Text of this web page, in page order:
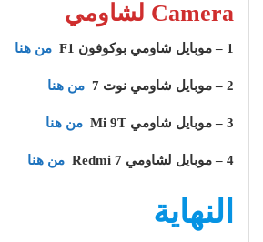
Camera لشاومي
1 – موبايل شاومي بوكوفون F1 من هنا
2 – موبايل شاومي نوت 7 من هنا
3 – موبايل شاومي Mi 9T من هنا
4 – موبايل لشاومي Redmi 7 من هنا
النهاية